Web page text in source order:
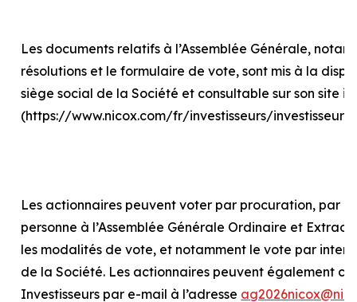
Les documents relatifs à l’Assemblée Générale,
résolutions et le formulaire de vote, sont mis à la
siège social de la Société et consultable sur son site
(https://www.nicox.com/fr/investisseurs/
Les actionnaires peuvent voter par procuration, par
personne à l’Assemblée Générale Ordinaire et
les modalités de vote, et notamment le vote par
de la Société. Les actionnaires peuvent également
Investisseurs par e-mail à l’adresse